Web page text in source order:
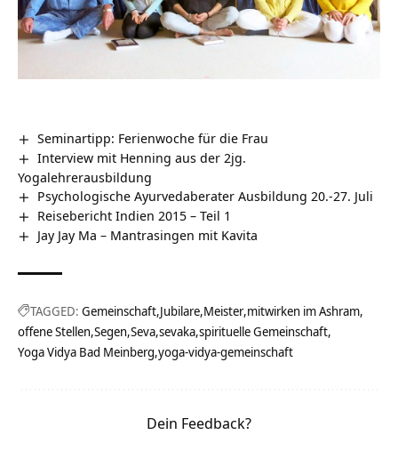
Seminartipp: Ferienwoche für die Frau
Interview mit Henning aus der 2jg.
Yogalehrerausbildung
Psychologische Ayurvedaberater Ausbildung 20.-27. Juli
Reisebericht Indien 2015 – Teil 1
Jay Jay Ma – Mantrasingen mit Kavita
TAGGED: Gemeinschaft Jubilare Meister mitwirken im Ashram
offene Stellen Segen Seva sevaka spirituelle Gemeinschaft
Yoga Vidya Bad Meinberg yoga-vidya-gemeinschaft
Dein Feedback?